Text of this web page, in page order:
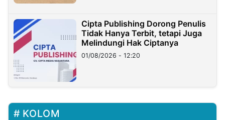
Cipta Publishing Dorong Penulis
Tidak Hanya Terbit, tetapi Juga
Melindungi Hak Ciptanya
01/08/2026 - 12:20
KOLOM